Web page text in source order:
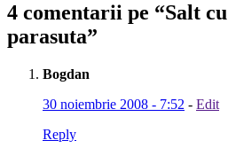
4 comentarii pe “Salt cu
parasuta”
Bogdan
30 noiembrie 2008 - 7:52 - Edit
Reply